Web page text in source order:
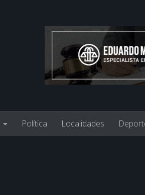
Política Localidades